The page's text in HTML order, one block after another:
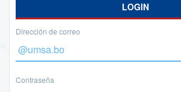
LOGIN
Dirección de correo
Contraseña